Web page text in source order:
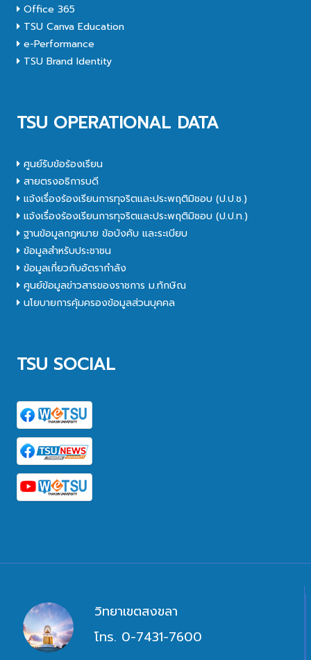
Office 365
TSU Canva Education
e-Performance
TSU Brand Identity
TSU OPERATIONAL DATA
ศูนย์รับข้อร้องเรียน
สายตรงอธิการบดี
แจ้งเรื่องร้องเรียนการทุจริตและประพฤติมิชอบ (ป.ป.ช.)
แจ้งเรื่องร้องเรียนการทุจริตและประพฤติมิชอบ (ป.ป.ท.)
ฐานข้อมูลกฎหมาย ข้อบังคับ และระเบียบ
ข้อมูลสำหรับประชาชน
ข้อมูลเกี่ยวกับอัตรากำลัง
ศูนย์ข้อมูลข่าวสารของราชการ ม.ทักษิณ
นโยบายการคุ้มครองข้อมูลส่วนบุคคล
TSU SOCIAL
วิทยาเขตสงขลา
โทร. 0-7431-7600